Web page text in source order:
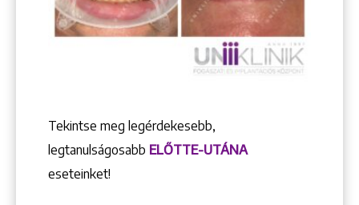
Tekintse meg legérdekesebb,
legtanulságosabb ELŐTTE-UTÁNA
eseteinket!